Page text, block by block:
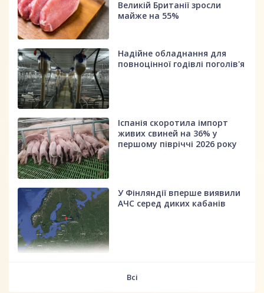
Великій Британії зросли
майже на 55%
Надійне обладнання для
повноцінної годівлі поголів'я
Іспанія скоротила імпорт
живих свиней на 36% у
першому півріччі 2026 року
У Фінляндії вперше виявили
АЧС серед диких кабанів
Всі